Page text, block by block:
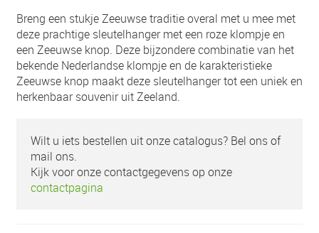
Breng een stukje Zeeuwse traditie overal met u mee met
deze prachtige sleutelhanger met een roze klompje en
een Zeeuwse knop. Deze bijzondere combinatie van het
bekende Nederlandse klompje en de karakteristieke
Zeeuwse knop maakt deze sleutelhanger tot een uniek en
herkenbaar souvenir uit Zeeland.
Wilt u iets bestellen uit onze catalogus? Bel ons of
mail ons.
Kijk voor onze contactgegevens op onze
contactpagina